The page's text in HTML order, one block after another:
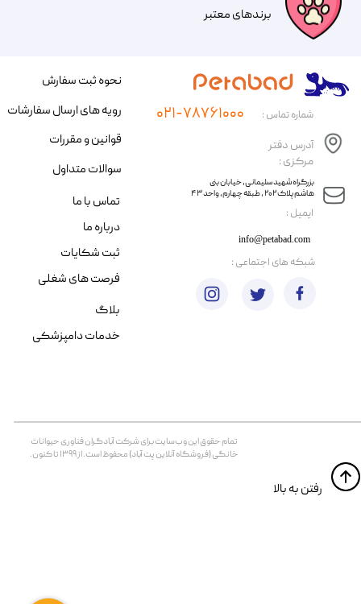
​​برندهای معتبر​​​​​​​
​ایمیل :
آدرس دفتر
مرکزی :
info@petabad.com
​​بزرگراه شهید سلیمانی، خیابان بنی
هاشم پلاک ۲۰۲ ، طبقه چهارم، واحد ۴۳
شماره تماس : ۰۲۱-۷۸۷۶۱۰۰۰
تمام حقوق اين وب‌سايت برای شرکت آبادگران فناوری حیوانات
خانگی (فروشگاه آنلاین پت آباد) محفوظ است. از ۱۳۹۹ تا کنون.
​​رفتن به بالا
نحوه ثبت سفارش
رویه های ارسال سفارشات
قوانین و مقررات
سوالات متداول
تماس با ما
درباره ما
ثبت شکایات
فرصت های شغلی
​شبکه های اجتماعی :
بلاگ
خدمات دامپزشکی